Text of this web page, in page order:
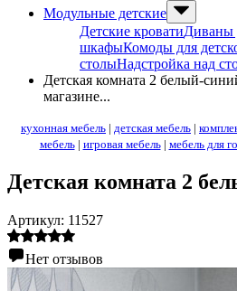
Модульные детские
Детские кроватиДиваны
шкафыКомоды для
столыНадстройка над
Детская комната 2 белый-
магазине...
кухонная мебель | детская мебель |
мебель| игровая мебель| мебель для
Детская комната 2
Артикул: 11527
Нет отзывов